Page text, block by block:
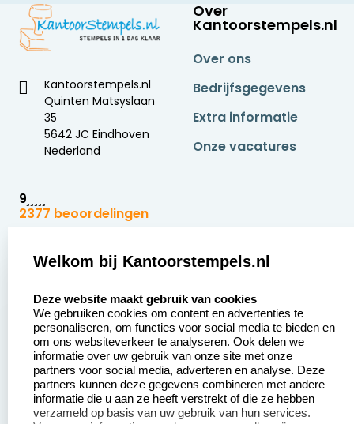
Kantoorstempels.nl
Quinten Matsyslaan
35
5642 JC Eindhoven
Nederland
9
2377 beoordelingen
Over
Kantoorstempels.nl
Over ons
Bedrijfsgegevens
Extra informatie
Onze vacatures
Zakelijk:
Aanvraag op maat
Betaling &
Verzending
Wederverkoper
worden
Sale
Klantenservice:
Contact opnemen
Veel gestelde vragen
Retourneren
Herroepingsrecht
Welkom bij Kantoorstempels.nl
Deze website maakt gebruik van cookies
We gebruiken cookies om content en advertenties te
personaliseren, om functies voor social media te bieden en
om ons websiteverkeer te analyseren. Ook delen we
informatie over uw gebruik van onze site met onze
partners voor social media, adverteren en analyse. Deze
partners kunnen deze gegevens combineren met andere
informatie die u aan ze heeft verstrekt of die ze hebben
verzameld op basis van uw gebruik van hun services.